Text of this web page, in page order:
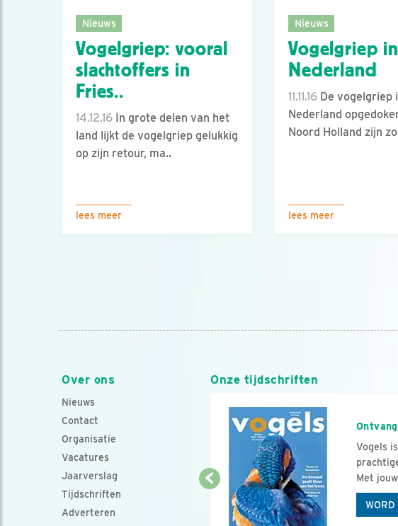
Nieuws
Vogelgriep: vooral
slachtoffers in
Fries..
14.12.16 In grote delen van het
land lijkt de vogelgriep gelukkig
op zijn retour, ma..
lees meer
Nieuws
Vogelgriep in
Nederland
11.11.16 De vogelgriep
Nederland
Noord Holland zijn
lees meer
Over ons
Nieuws
Contact
Organisatie
Vacatures
Jaarverslag
Tijdschriften
Adverteren
Onze tijdschriften
Vogels
Met
WORD